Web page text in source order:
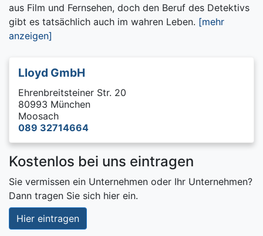
aus Film und Fernsehen, doch den Beruf des Detektivs
gibt es tatsächlich auch im wahren Leben. [mehr
anzeigen]
Lloyd GmbH
Ehrenbreitsteiner Str. 20
80993 München
Moosach
089 32714664
Kostenlos bei uns eintragen
Sie vermissen ein Unternehmen oder Ihr Unternehmen?
Dann tragen Sie sich hier ein.
Hier eintragen